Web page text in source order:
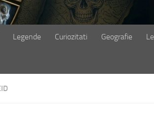
Legende Curiozitati Geografie